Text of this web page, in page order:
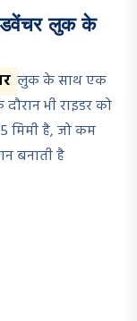
लुक के
लुक के साथ एक
भी राइडर को
मिमी है, जो कम
बनाती है